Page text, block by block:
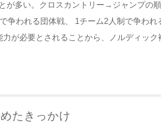
が多い。クロスカントリー→ジャンプの
争われる団体戦、 1チーム2人制で争われ
が必要とされることから、ノルディッ
たきっかけ